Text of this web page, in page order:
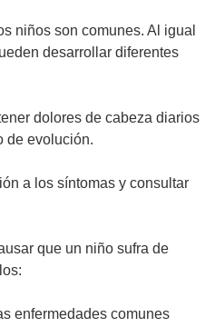
niños son comunes. Al igual
desarrollar diferentes
dolores de cabeza diarios
de evolución.
a los síntomas y consultar
que un niño sufra de
enfermedades comunes